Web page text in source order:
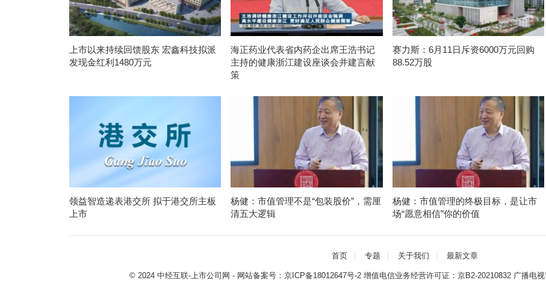
上市以来持续回馈股东 宏鑫科技拟派
发现金红利1480万元
海正药业代表省内药企出席王浩书记
主持的健康浙江建设座谈会并建言献
策
赛力斯：6月11日斥资6000万元回购
88.52万股
领益智造递表港交所 拟于港交所主板
上市
杨健：市值管理不是“包装股价”，需厘
清五大逻辑
杨健：市值管理的终极目标，是让市
场“愿意相信”你的价值
首页 专题 关于我们 最新文章
© 2024 中经互联-上市公司网 - 网站备案号： 京ICP备18012647号-2增值电信业务经营许可证： 京B2-20210832广播电视